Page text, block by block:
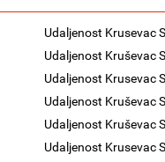
Udaljenost Krusevac
Udaljenost Kruševac
Udaljenost Krusevac
Udaljenost Kruševac
Udaljenost Kruševac
Udaljenost Krusevac